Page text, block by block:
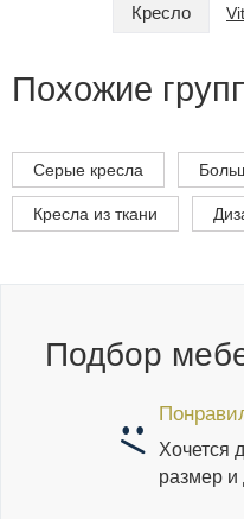
Кресло
Похожие
Серые кресла
Кресла из ткани
Подбор
Хочется
размер